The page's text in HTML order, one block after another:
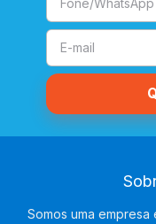
Somos uma empresa